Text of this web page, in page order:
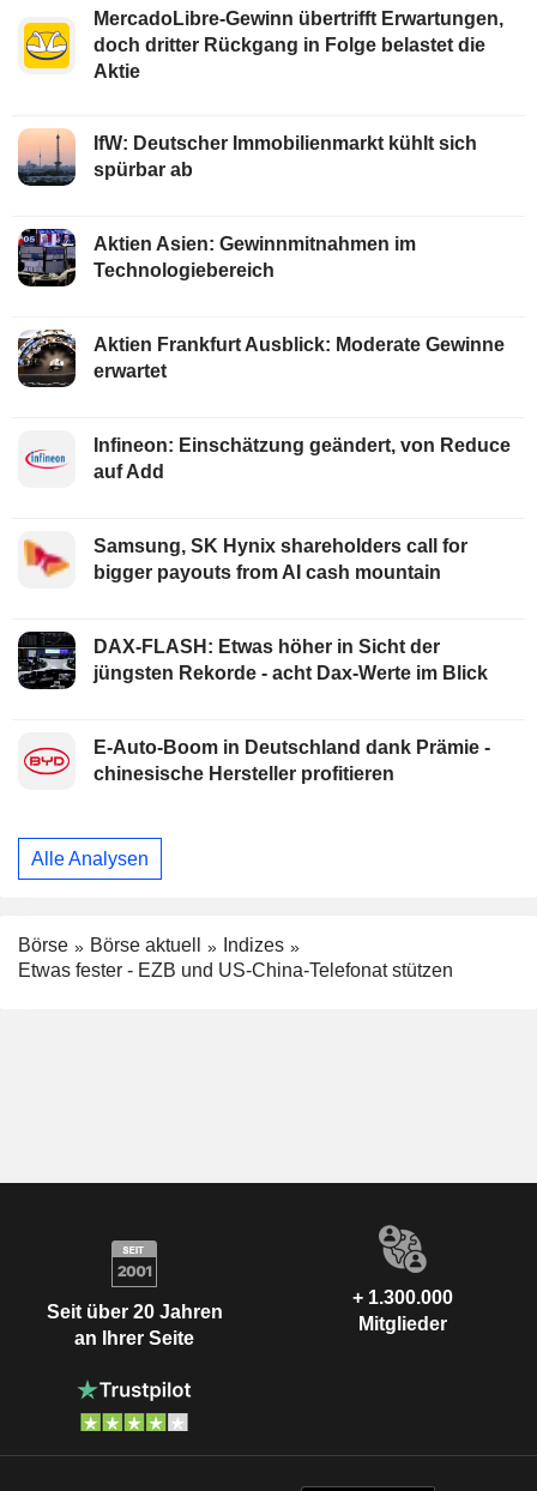
MercadoLibre-Gewinn übertrifft Erwartungen,
doch dritter Rückgang in Folge belastet die
Aktie
IfW: Deutscher Immobilienmarkt kühlt sich
spürbar ab
Aktien Asien: Gewinnmitnahmen im
Technologiebereich
Aktien Frankfurt Ausblick: Moderate Gewinne
erwartet
Infineon: Einschätzung geändert, von Reduce
auf Add
Samsung, SK Hynix shareholders call for
bigger payouts from AI cash mountain
DAX-FLASH: Etwas höher in Sicht der
jüngsten Rekorde - acht Dax-Werte im Blick
E-Auto-Boom in Deutschland dank Prämie -
chinesische Hersteller profitieren
Alle Analysen
Börse Börse aktuell
Indizes
Etwas fester - EZB und US-China-Telefonat stützen
Seit über 20 Jahren
an Ihrer Seite
+ 1.300.000
Mitglieder